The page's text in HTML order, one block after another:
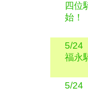
四位
始！
5/24
福永
5/24